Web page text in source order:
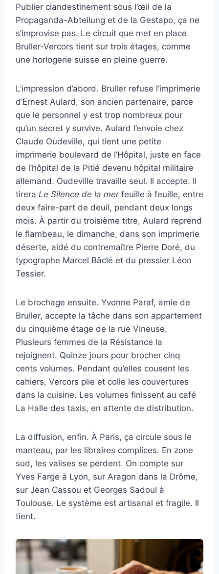
Publier clandestinement sous l’œil de la
Propaganda-Abteilung et de la Gestapo, ça ne
s’improvise pas. Le circuit que met en place
Bruller-Vercors tient sur trois étages, comme
une horlogerie suisse en pleine guerre.
L’impression d’abord. Bruller refuse l’imprimerie
d’Ernest Aulard, son ancien partenaire, parce
que le personnel y est trop nombreux pour
qu’un secret y survive. Aulard l’envoie chez
Claude Oudeville, qui tient une petite
imprimerie boulevard de l’Hôpital, juste en face
de l’hôpital de la Pitié devenu hôpital militaire
allemand. Oudeville travaille seul. Il accepte. Il
tirera Le Silence de la merfeuille à feuille, entre
deux faire-part de deuil, pendant deux longs
mois. À partir du troisième titre, Aulard reprend
le flambeau, le dimanche, dans son imprimerie
déserte, aidé du contremaître Pierre Doré, du
typographe Marcel Bâclé et du pressier Léon
Tessier.
Le brochage ensuite. Yvonne Paraf, amie de
Bruller, accepte la tâche dans son appartement
du cinquième étage de la rue Vineuse.
Plusieurs femmes de la Résistance la
rejoignent. Quinze jours pour brocher cinq
cents volumes. Pendant qu’elles cousent les
cahiers, Vercors plie et colle les couvertures
dans la cuisine. Les volumes finissent au café
La Halle des taxis, en attente de distribution.
La diffusion, enfin. À Paris, ça circule sous le
manteau, par les libraires complices. En zone
sud, les valises se perdent. On compte sur
Yves Farge à Lyon, sur Aragon dans la Drôme,
sur Jean Cassou et Georges Sadoul à
Toulouse. Le système est artisanal et fragile. Il
tient.